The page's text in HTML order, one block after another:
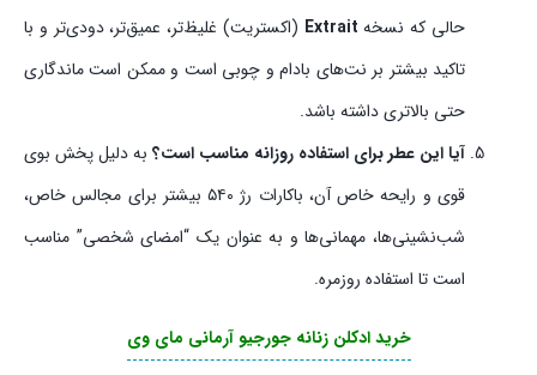
حالی که نسخه Extrait (اکستریت) غلیظ‌تر، عمیق‌تر، دودی‌تر و با
تاکید بیشتر بر نت‌های بادام و چوبی است و ممکن است ماندگاری
حتی بالاتری داشته باشد.
آیا این عطر برای استفاده روزانه مناسب است؟ به دلیل پخش بوی
قوی و رایحه خاص آن، باکارات رژ ۵۴۰ بیشتر برای مجالس خاص،
شب‌نشینی‌ها، مهمانی‌ها و به عنوان یک “امضای شخصی” مناسب
است تا استفاده روزمره.
خرید ادکلن زنانه جورجیو آرمانی مای وی